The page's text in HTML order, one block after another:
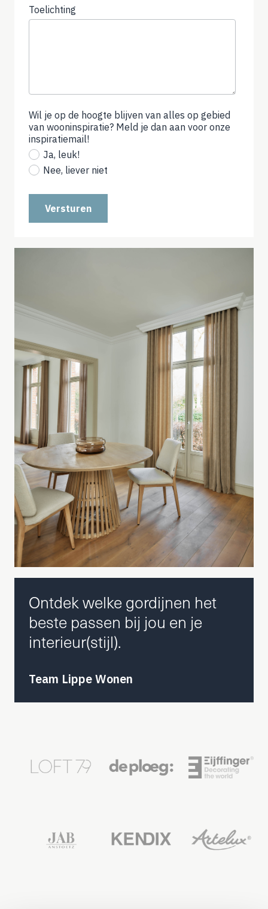
Toelichting
Wil je op de hoogte blijven van alles op gebied
van wooninspiratie? Meld je dan aan voor onze
inspiratiemail!
Ja, leuk!
Nee, liever niet
Versturen
Ontdek welke gordijnen het
beste passen bij jou en je
interieur(stijl).
Team Lippe Wonen